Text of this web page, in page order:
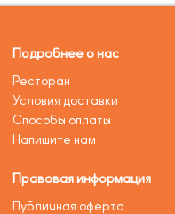
Подробнее о нас
Ресторан
Условия доставки
Способы оплаты
Напишите нам
Правовая информация
Публичная оферта